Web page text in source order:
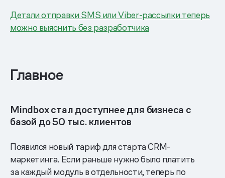
Детали отправки SMS или Viber-рассылки теперь
можно выяснить без разработчика
Главное
Mindbox стал доступнее для бизнеса с
базой до 50 тыс. клиентов
Появился новый тариф для старта CRM-
маркетинга. Если раньше нужно было платить
за каждый модуль в отдельности, теперь по